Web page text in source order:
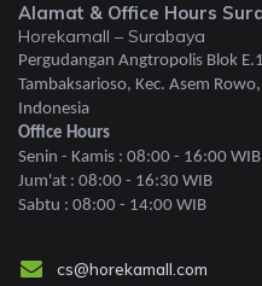
Alamat & Office Hours
Horekamall – Surabaya
Pergudangan Angtropolis Blok
Tambaksarioso, Kec. Asem
Indonesia
Office Hours
Senin - Kamis : 08:00 - 16:00 WIB
Jum'at : 08:00 - 16:30 WIB
Sabtu : 08:00 - 14:00 WIB
cs@horekamall.com